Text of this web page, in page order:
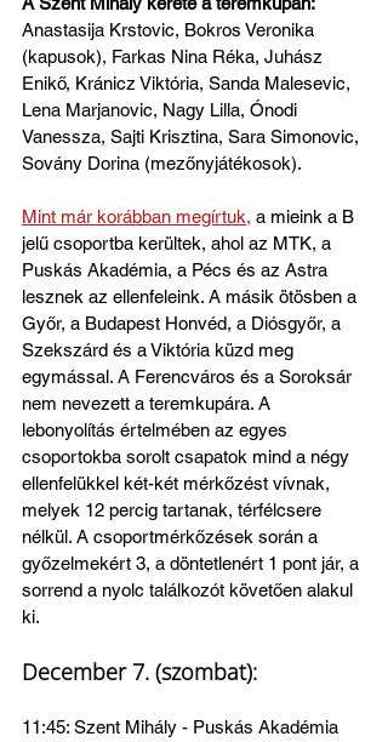
Anastasija Krstovic, Bokros Veronika
(kapusok), Farkas Nina Réka, Juhász
Enikő, Kránicz Viktória, Sanda Malesevic,
Lena Marjanovic, Nagy Lilla, Ónodi
Vanessza, Sajti Krisztina, Sara Simonovic,
Sovány Dorina (mezőnyjátékosok).
Mint már korábban megírtuk, a mieink a B
jelű csoportba kerültek, ahol az MTK, a
Puskás Akadémia, a Pécs és az Astra
lesznek az ellenfeleink. A másik ötösben a
Győr, a Budapest Honvéd, a Diósgyőr, a
Szekszárd és a Viktória küzd meg
egymással. A Ferencváros és a Soroksár
nem nevezett a teremkupára. A
lebonyolítás értelmében az egyes
csoportokba sorolt csapatok mind a négy
ellenfelükkel két-két mérkőzést vívnak,
melyek 12 percig tartanak, térfélcsere
nélkül. A csoportmérkőzések során a
győzelmekért 3, a döntetlenért 1 pont jár, a
sorrend a nyolc találkozót követően alakul
ki.
December 7. (szombat):
11:45: Szent Mihály - Puskás Akadémia